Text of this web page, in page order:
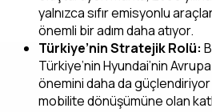
yalnızca sıfır emisyonlu
önemli bir adım daha atıyor.
Türkiye’nin Stratejik Rolü:
Türkiye’nin Hyundai’nin
önemini daha da
mobilite dönüşümüne olan